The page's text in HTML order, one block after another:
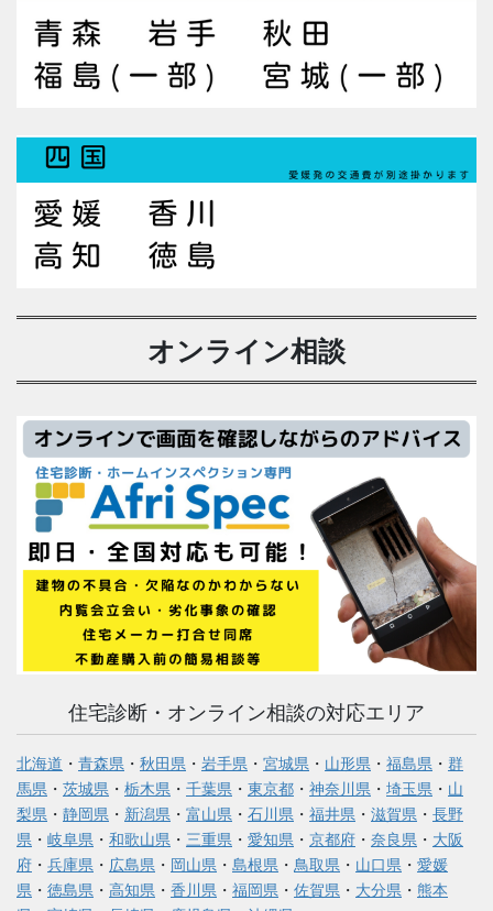
オンライン相談
住宅診断・オンライン相談の対応エリア
北海道 ・ 青森県 ・ 秋田県 ・ 岩手県 ・ 宮城県 ・ 山形県 ・ 福島県 ・ 群
馬県 ・ 茨城県 ・ 栃木県 ・ 千葉県 ・ 東京都 ・ 神奈川県 ・ 埼玉県 ・ 山
梨県 ・ 静岡県 ・ 新潟県 ・ 富山県 ・ 石川県 ・ 福井県 ・ 滋賀県 ・ 長野
県 ・ 岐阜県 ・ 和歌山県 ・ 三重県 ・ 愛知県 ・ 京都府 ・ 奈良県 ・ 大阪
府 ・ 兵庫県 ・ 広島県 ・ 岡山県 ・ 島根県 ・ 鳥取県 ・ 山口県 ・ 愛媛
県 ・ 徳島県 ・ 高知県 ・ 香川県 ・ 福岡県 ・ 佐賀県 ・ 大分県 ・ 熊本